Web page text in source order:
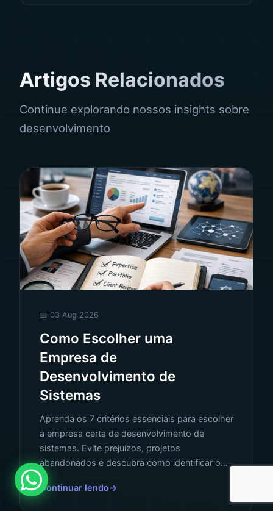
Artigos Relacionados
Continue explorando nossos insights sobre
desenvolvimento
📅 03 Aug 2026
Como Escolher uma
Empresa de
Desenvolvimento de
Sistemas
Aprenda os 7 critérios essenciais para escolher
a empresa certa de desenvolvimento de
sistemas. Evite prejuízos, projetos
abandonados e descubra como identificar o
parceiro ideal para o seu negócio.
Continuar lendo